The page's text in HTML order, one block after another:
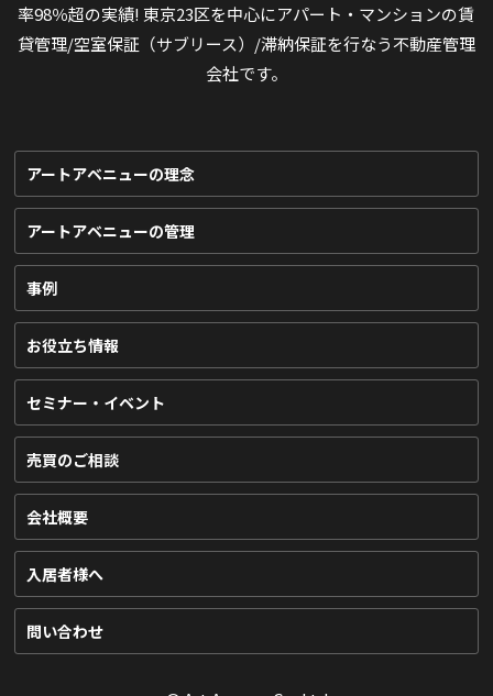
率98％超の実績! 東京23区を中心にアパート・マンションの賃
貸管理/空室保証（サブリース）/滞納保証を行なう不動産管理
会社です。
アートアベニューの理念
アートアベニューの管理
事例
お役立ち情報
セミナー・イベント
売買のご相談
会社概要
入居者様へ
問い合わせ